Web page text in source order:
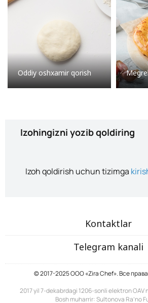
Oddiy oshxamir qorish
Izohingizni yozib qoldiring
Izoh qoldirish uchun tizimga
Kontaktlar
Telegram kanali
© 2017-2025 ООО «Zira Chef». Все
2017 yil 7-dekabrdagi 1206-sonli elektron
Bosh muharrir: Sultonova Ra’no